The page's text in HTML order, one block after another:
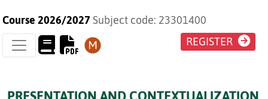
Course 2026/2027 Subject code: 23301400
REGISTER